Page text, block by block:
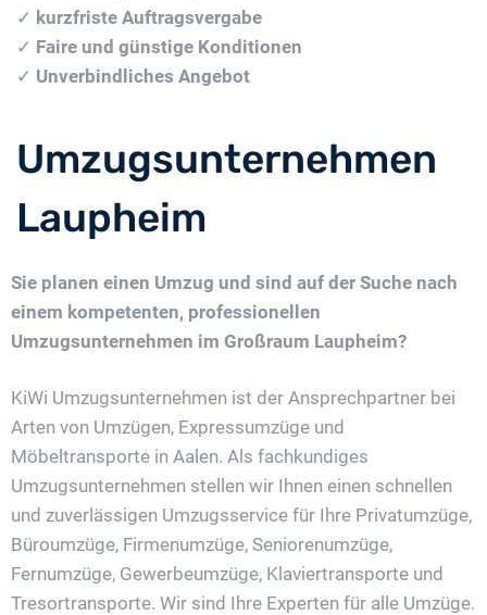
✓ kurzfriste Auftragsvergabe
✓ Faire und günstige Konditionen
✓ Unverbindliches Angebot
Umzugsunternehmen
Laupheim
Sie planen einen Umzug und sind auf der Suche nach
einem kompetenten, professionellen
Umzugsunternehmen im Großraum Laupheim?
KiWi Umzugsunternehmen ist der Ansprechpartner bei
Arten von Umzügen, Expressumzüge und
Möbeltransporte in Aalen. Als fachkundiges
Umzugsunternehmen stellen wir Ihnen einen schnellen
und zuverlässigen Umzugsservice für Ihre Privatumzüge,
Büroumzüge, Firmenumzüge, Seniorenumzüge,
Fernumzüge, Gewerbeumzüge, Klaviertransporte und
Tresortransporte. Wir sind Ihre Experten für alle Umzüge.